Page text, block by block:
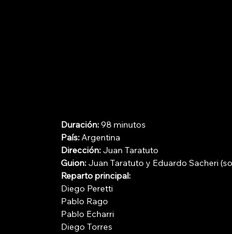
Duración: 98 minutos
País: Argentina
Dirección: Juan Taratuto
Guion: Juan Taratuto y Eduardo Sacheri
Reparto principal:
Diego Peretti
Pablo Rago
Pablo Echarri
Diego Torres